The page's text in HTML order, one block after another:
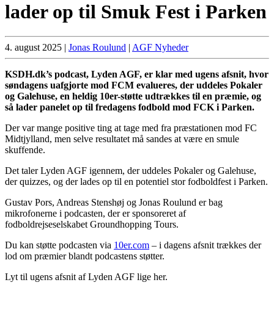
lader op til Smuk Fest i Parken
4. august 2025 | Jonas Roulund | AGF Nyheder
KSDH.dk’s podcast, Lyden AGF, er klar med ugens afsnit, hvor
søndagens uafgjorte mod FCM evalueres, der uddeles Pokaler
og Galehuse, en heldig 10er-støtte udtrækkes til en præmie, og
så lader panelet op til fredagens fodbold mod FCK i Parken.
Der var mange positive ting at tage med fra præstationen mod FC
Midtjylland, men selve resultatet må sandes at være en smule
skuffende.
Det taler Lyden AGF igennem, der uddeles Pokaler og Galehuse,
der quizzes, og der lades op til en potentiel stor fodboldfest i Parken.
Gustav Pors, Andreas Stenshøj og Jonas Roulund er bag
mikrofonerne i podcasten, der er sponsoreret af
fodboldrejseselskabet Groundhopping Tours.
Du kan støtte podcasten via 10er.com – i dagens afsnit trækkes der
lod om præmier blandt podcastens støtter.
Lyt til ugens afsnit af Lyden AGF lige her.